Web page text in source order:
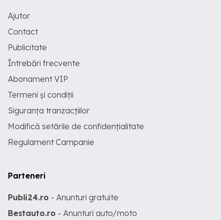
Ajutor
Contact
Publicitate
Întrebări frecvente
Abonament VIP
Termeni și condiții
Siguranța tranzacțiilor
Modifică setările de confidențialitate
Regulament Campanie
Parteneri
Publi24.ro - Anunturi gratuite
Bestauto.ro - Anunturi auto/moto